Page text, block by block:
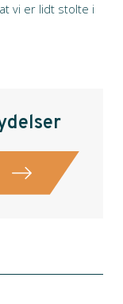
vi er lidt stolte i